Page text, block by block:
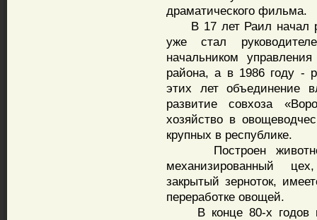
драматического фильма.
В 17 лет Раил начал
уже стал
начальником управления
района, а в 1986 году -
этих лет объединение
развитие совхоза
хозяйство в
крупных в республике.
Построен
механизированный
закрытый зерноток,
переработке овощей.
В конце 80-х годов